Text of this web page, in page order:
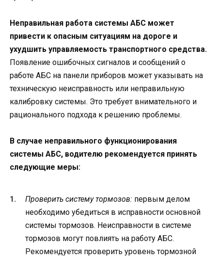
Неправильная работа системы АБС может
привести к опасным ситуациям на дороге и
ухудшить управляемость транспортного средства.
Появление ошибочных сигналов и сообщений о
работе АБС на панели приборов может указывать на
техническую неисправность или неправильную
калибровку системы. Это требует внимательного и
рационального подхода к решению проблемы.
В случае неправильного функционирования
системы АБС, водителю рекомендуется принять
следующие меры:
Проверить систему тормозов: первым делом
необходимо убедиться в исправности основной
системы тормозов. Неисправности в системе
тормозов могут повлиять на работу АБС.
Рекомендуется проверить уровень тормозной